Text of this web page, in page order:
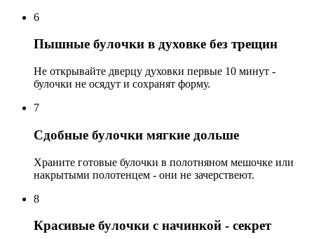
6
Пышные булочки в духовке без трещин
Не открывайте дверцу духовки первые 10 минут -
булочки не осядут и сохранят форму.
7
Сдобные булочки мягкие дольше
Храните готовые булочки в полотняном мешочке или
накрытыми полотенцем - они не зачерствеют.
8
Красивые булочки с начинкой - секрет